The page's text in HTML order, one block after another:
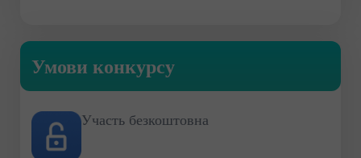
Умови конкурсу
Участь безкоштовна